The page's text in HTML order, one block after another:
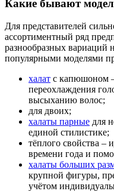
Какие бывают
Для представителей
ассортиментный ряд
разнообразных
популярными моделями
халат с капюшоном
переохлаждения
высыханию волос;
для двоих;
халаты парные для
единой стилистике;
тёплого свойства –
времени года и
халаты больших
крупной фигуры,
учётом